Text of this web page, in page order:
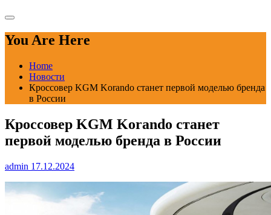
You Are Here
Home
Новости
Кроссовер KGM Korando станет первой моделью бренда
в России
Кроссовер KGM Korando станет
первой моделью бренда в России
admin 17.12.2024